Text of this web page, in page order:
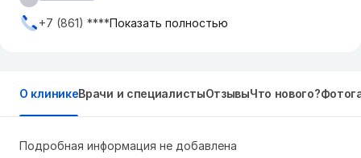
+7 (861) ****Показать полностью
О клиникеВрачи и специалистыОтзывыЧто нового?
Подробная информация не добавлена